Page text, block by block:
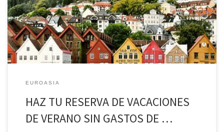
la modernidad europea y la tradición noruega REGIMEN Desayuno.
Almuerzo. Cena Después del desayuno, tendremos […]
EUROASIA
HAZ TU RESERVA DE VACACIONES
DE VERANO SIN GASTOS DE …